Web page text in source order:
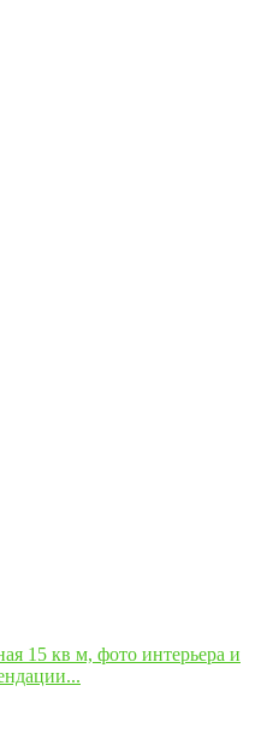
15 кв м, фото интерьера и